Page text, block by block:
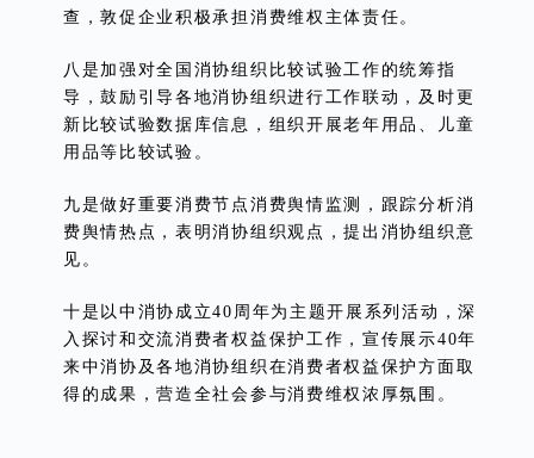
查，敦促企业积极承担消费维权主体责任。
八是加强对全国消协组织比较试验工作的统筹指
导，鼓励引导各地消协组织进行工作联动，及时更
新比较试验数据库信息，组织开展老年用品、儿童
用品等比较试验。
九是做好重要消费节点消费舆情监测，跟踪分析消
费舆情热点，表明消协组织观点，提出消协组织意
见。
十是以中消协成立40周年为主题开展系列活动，深
入探讨和交流消费者权益保护工作，宣传展示40年
来中消协及各地消协组织在消费者权益保护方面取
得的成果，营造全社会参与消费维权浓厚氛围。